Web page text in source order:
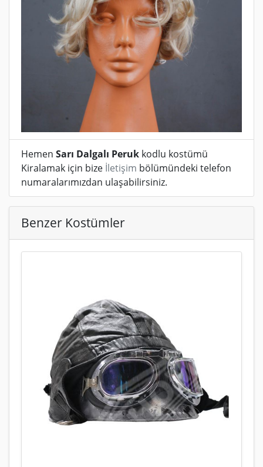
Hemen Sarı Dalgalı Peruk kodlu kostümü
Kiralamak için bize İletişim bölümündeki telefon
numaralarımızdan ulaşabilirsiniz.
Benzer Kostümler